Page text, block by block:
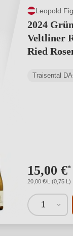
Leopold
2024
Veltliner
Ried
Traisental
15,00 €*
20,00 €/L (0,75 L)
1